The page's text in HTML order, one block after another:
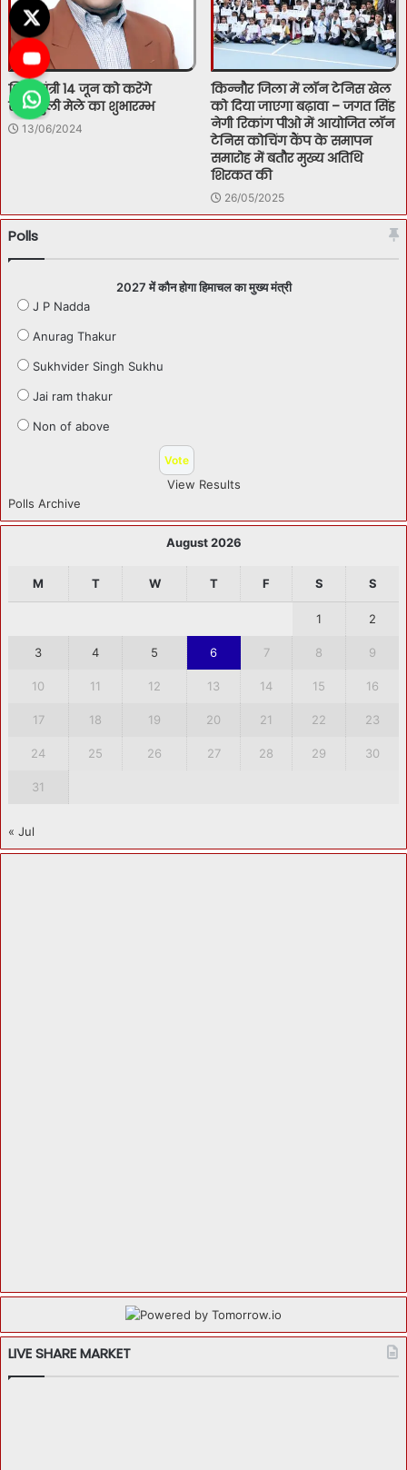
शिक्षा मंत्री 14 जून को करेंगे
सरनाहुली मेले का शुभारम्भ
13/06/2024
किन्नौर जिला में लॉन टेनिस खेल
को दिया जाएगा बढ़ावा – जगत सिंह
नेगी रिकांग पीओ में आयोजित लॉन
टेनिस कोचिंग कैंप के समापन
समारोह में बतौर मुख्य अतिथि
शिरकत की
26/05/2025
Polls
2027 में कौन होगा हिमाचल का मुख्य मंत्री
J P Nadda
Anurag Thakur
Sukhvider Singh Sukhu
Jai ram thakur
Non of above
View Results
Polls Archive
August 2026
M T W T F S S
1 2
3 4 5 6 7 8 9
10 11 12 13 14 15 16
17 18 19 20 21 22 23
24 25 26 27 28 29 30
31
« Jul
LIVE SHARE MARKET